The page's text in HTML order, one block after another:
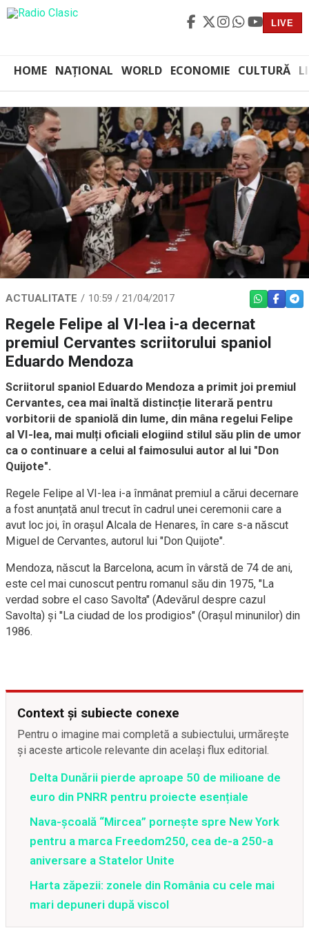
LIVE
HOME NAȚIONAL WORLD ECONOMIE CULTURĂ
ACTUALITATE 10:59 / 21/04/2017 WHATSAPP
Regele Felipe al VI-lea i-a decernat
premiul Cervantes scriitorului spaniol
Eduardo Mendoza
Scriitorul spaniol Eduardo Mendoza a primit joi premiul
Cervantes, cea mai înaltă distincție literară pentru
vorbitorii de spaniolă din lume, din mâna regelui Felipe
al VI-lea, mai mulți oficiali elogiind stilul său plin de umor
ca o continuare a celui al faimosului autor al lui "Don
Quijote".
Regele Felipe al VI-lea i-a înmânat premiul a cărui decernare
a fost anunțată anul trecut în cadrul unei ceremonii care a
avut loc joi, în orașul Alcala de Henares, în care s-a născut
Miguel de Cervantes, autorul lui "Don Quijote".
Mendoza, născut la Barcelona, acum în vârstă de 74 de ani,
este cel mai cunoscut pentru romanul său din 1975, "La
verdad sobre el caso Savolta" (Adevărul despre cazul
Savolta) și "La ciudad de los prodigios" (Orașul minunilor) din
1986.
Context și subiecte conexe
Pentru o imagine mai completă a subiectului, urmărește
și aceste articole relevante din același flux editorial.
Delta Dunării pierde aproape 50 de milioane de
euro din PNRR pentru proiecte esențiale
Nava-școală “Mircea” pornește spre New York
pentru a marca Freedom250, cea de-a 250-a
aniversare a Statelor Unite
Harta zăpezii: zonele din România cu cele mai
mari depuneri după viscol